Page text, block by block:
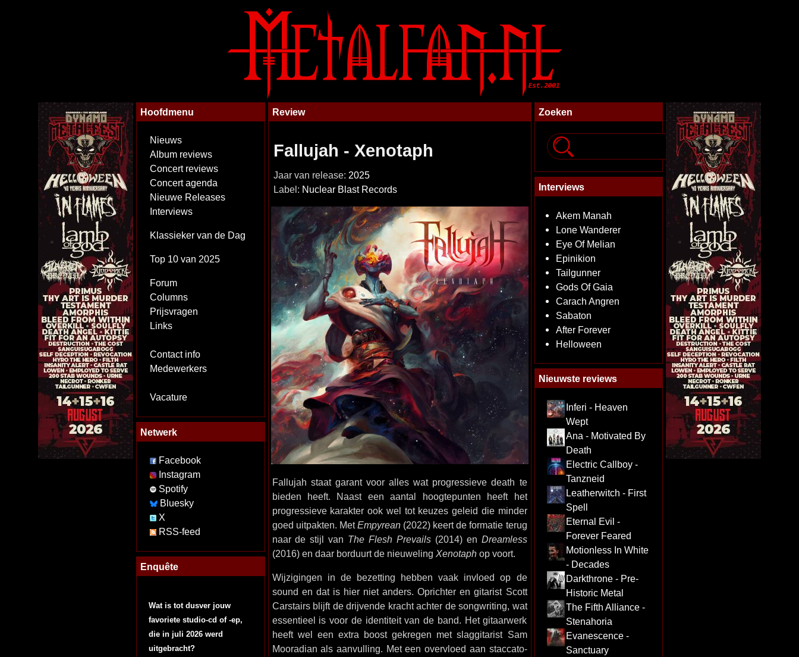
Hoofdmenu
Nieuws
Album reviews
Concert reviews
Concert agenda
Nieuwe Releases
Interviews
Klassieker van de Dag
Top 10 van 2025
Forum
Columns
Prijsvragen
Links
Contact info
Medewerkers
Vacature
Netwerk
Facebook
Instagram
Spotify
Bluesky
X
RSS-feed
Enquête
Wat is tot dusver jouw
favoriete studio-cd of -ep,
die in juli 2026 werd
uitgebracht?
Review
Fallujah - Xenotaph
Jaar van release: 2025
Label: Nuclear Blast Records
Fallujah staat garant voor alles wat progressieve death te
bieden heeft. Naast een aantal hoogtepunten heeft het
progressieve karakter ook wel tot keuzes geleid die minder
goed uitpakten. MetEmpyrean(2022) keert de formatie terug
naar de stijl van The Flesh Prevails(2014) en Dreamless
(2016) en daar borduurt de nieuweling Xenotaphop voort.
Wijzigingen in de bezetting hebben vaak invloed op de
sound en dat is hier niet anders. Oprichter en gitarist Scott
Carstairs blijft de drijvende kracht achter de songwriting, wat
essentieel is voor de identiteit van de band. Het gitaarwerk
heeft wel een extra boost gekregen met slaggitarist Sam
Mooradian als aanvulling. Met een overvloed aan staccato-
Zoeken
Interviews
Akem Manah
Lone Wanderer
Eye Of Melian
Epinikion
Tailgunner
Gods Of Gaia
Carach Angren
Sabaton
After Forever
Helloween
Nieuwste reviews
Inferi - Heaven
Wept
Ana - Motivated By
Death
Electric Callboy -
Tanzneid
Leatherwitch - First
Spell
Eternal Evil -
Forever Feared
Motionless In White
- Decades
Darkthrone - Pre-
Historic Metal
The Fifth Alliance -
Stenahoria
Evanescence -
Sanctuary